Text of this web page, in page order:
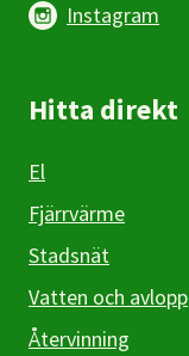
Instagram
Hitta direkt
El
Fjärrvärme
Stadsnät
Vatten och avlopp
Återvinning